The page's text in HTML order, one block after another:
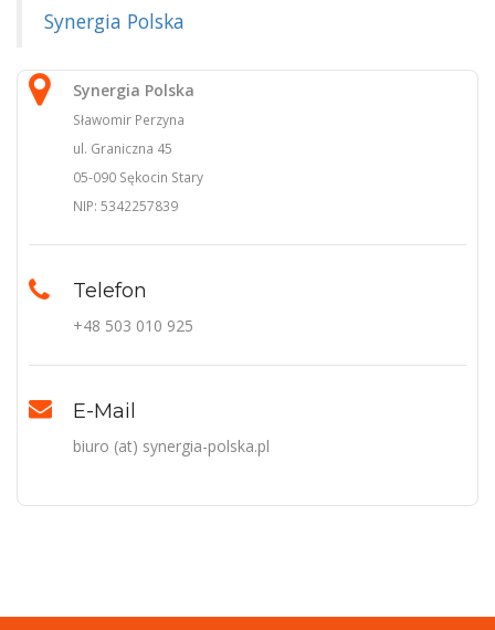
Synergia Polska
Synergia Polska
Sławomir Perzyna
ul. Graniczna 45
05-090 Sękocin Stary
NIP: 5342257839
Telefon
+48 503 010 925
E-Mail
biuro (at) synergia-polska.pl